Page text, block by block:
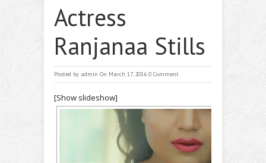
Actress
Ranjanaa Stills
Posted by admin On March 17, 2016 0 Comment
[Show slideshow]